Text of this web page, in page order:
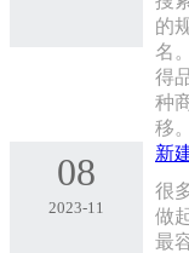
的
名
得
种
移
新
很
做
最
08
2023-11